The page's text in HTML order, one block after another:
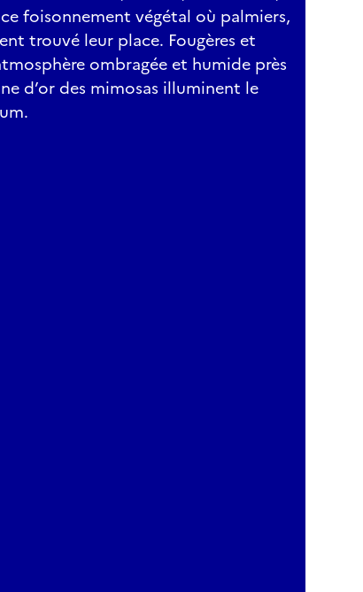
foisonnement végétal où palmiers,
trouvé leur place. Fougères et
ombragée et humide près
d’or des mimosas illuminent le